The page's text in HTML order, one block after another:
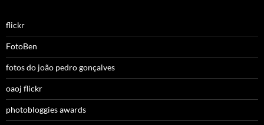
flickr
FotoBen
fotos do joão pedro gonçalves
oaoj flickr
photobloggies awards